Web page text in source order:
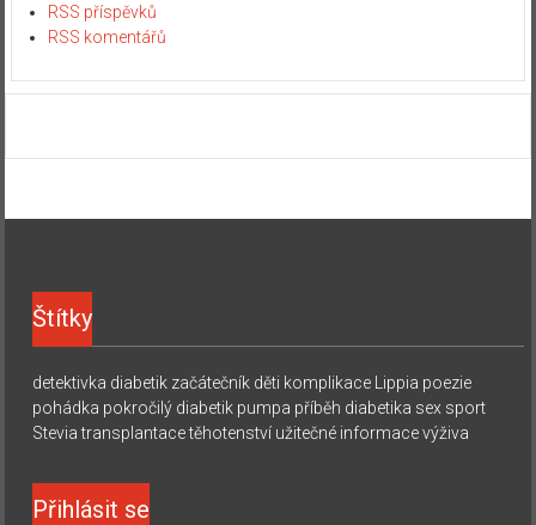
RSS příspěvků
RSS komentářů
Štítky
detektivka diabetik začátečník děti komplikace Lippia poezie
pohádka pokročilý diabetik pumpa příběh diabetika sex sport
Stevia transplantace těhotenství užitečné informace výživa
Přihlásit se